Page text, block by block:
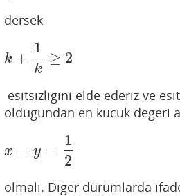
dersek
k +
1
k
≥ 2
k+ 1k ≥2
esitsizligini elde ederiz ve
oldugundan en kucuk degeri
x = y =
1
2
x= y= 12
olmali. Diger durumlarda